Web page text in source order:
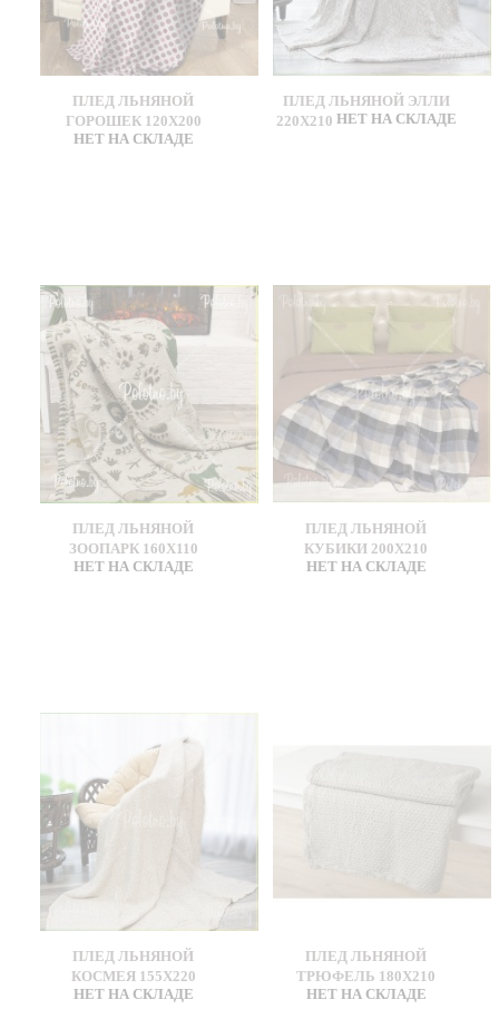
ПЛЕД ЛЬНЯНОЙ
ГОРОШЕК 120Х200
НЕТ НА СКЛАДЕ
ПЛЕД ЛЬНЯНОЙ ЭЛЛИ
220Х210 НЕТ НА СКЛАДЕ
ПЛЕД ЛЬНЯНОЙ
ЗООПАРК 160Х110
НЕТ НА СКЛАДЕ
ПЛЕД ЛЬНЯНОЙ
КУБИКИ 200Х210
НЕТ НА СКЛАДЕ
ПЛЕД ЛЬНЯНОЙ
КОСМЕЯ 155Х220
НЕТ НА СКЛАДЕ
ПЛЕД ЛЬНЯНОЙ
ТРЮФЕЛЬ 180Х210
НЕТ НА СКЛАДЕ